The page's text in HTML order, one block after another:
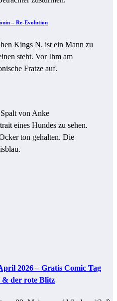
– Re-Evolution
2026 – Gratis Comic Tag
& der rote Blitz